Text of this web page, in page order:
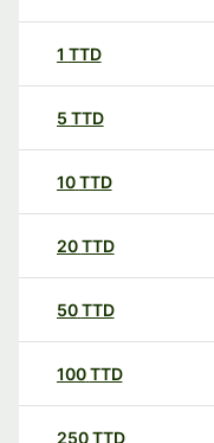
1 TTD
5 TTD
10TTD
20TTD
50TTD
100TTD
250TTD